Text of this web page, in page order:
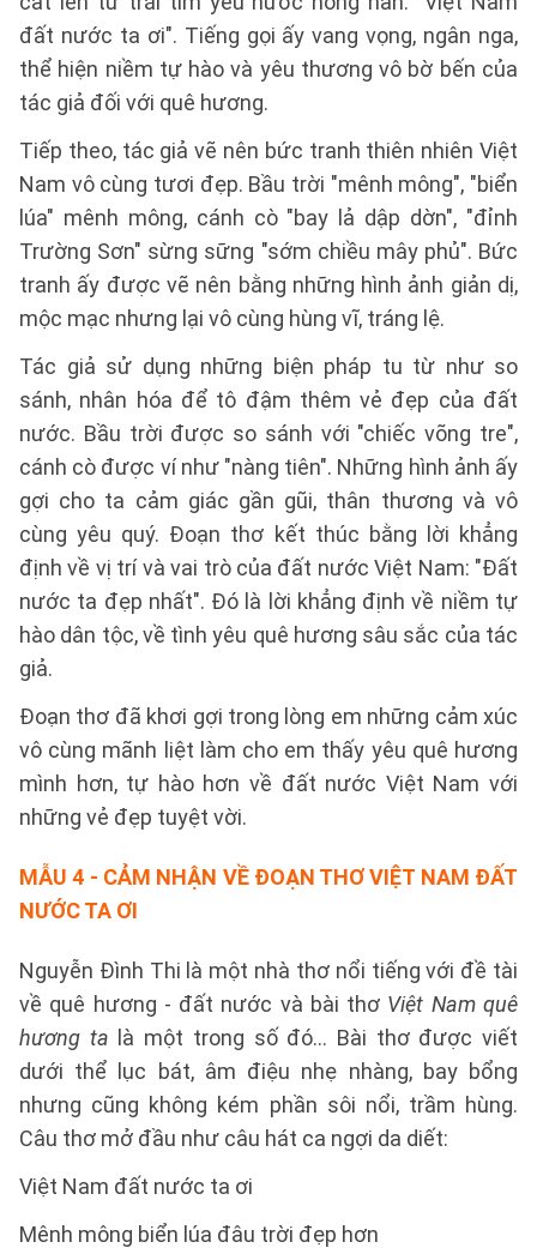
đất nước ta ơi". Tiếng gọi ấy vang vọng, ngân nga,
thể hiện niềm tự hào và yêu thương vô bờ bến của
tác giả đối với quê hương.
Tiếp theo, tác giả vẽ nên bức tranh thiên nhiên Việt
Nam vô cùng tươi đẹp. Bầu trời "mênh mông", "biển
lúa" mênh mông, cánh cò "bay lả dập dờn", "đỉnh
Trường Sơn" sừng sững "sớm chiều mây phủ". Bức
tranh ấy được vẽ nên bằng những hình ảnh giản dị,
mộc mạc nhưng lại vô cùng hùng vĩ, tráng lệ.
Tác giả sử dụng những biện pháp tu từ như so
sánh, nhân hóa để tô đậm thêm vẻ đẹp của đất
nước. Bầu trời được so sánh với "chiếc võng tre",
cánh cò được ví như "nàng tiên". Những hình ảnh ấy
gợi cho ta cảm giác gần gũi, thân thương và vô
cùng yêu quý. Đoạn thơ kết thúc bằng lời khẳng
định về vị trí và vai trò của đất nước Việt Nam: "Đất
nước ta đẹp nhất". Đó là lời khẳng định về niềm tự
hào dân tộc, về tình yêu quê hương sâu sắc của tác
giả.
Đoạn thơ đã khơi gợi trong lòng em những cảm xúc
vô cùng mãnh liệt làm cho em thấy yêu quê hương
mình hơn, tự hào hơn về đất nước Việt Nam với
những vẻ đẹp tuyệt vời.
MẪU 4 - CẢM NHẬN VỀ ĐOẠN THƠ VIỆT NAM ĐẤT
NƯỚC TA ƠI
Nguyễn Đình Thi là một nhà thơ nổi tiếng với đề tài
về quê hương - đất nước và bài thơ Việt Nam quê
hương ta là một trong số đó... Bài thơ được viết
dưới thể lục bát, âm điệu nhẹ nhàng, bay bổng
nhưng cũng không kém phần sôi nổi, trầm hùng.
Câu thơ mở đầu như câu hát ca ngợi da diết:
Việt Nam đất nước ta ơi
Mênh mông biển lúa đâu trời đẹp hơn